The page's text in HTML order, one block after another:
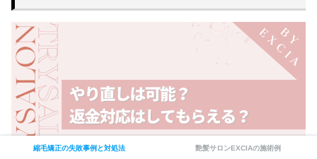
縮毛矯正の失敗事例と対処法 艶髪サロンEXCIAの施術例